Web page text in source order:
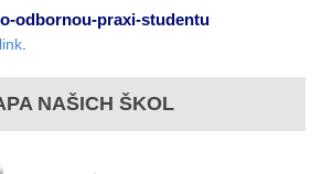
odbornou-praxi-studentu
NAŠICH ŠKOL